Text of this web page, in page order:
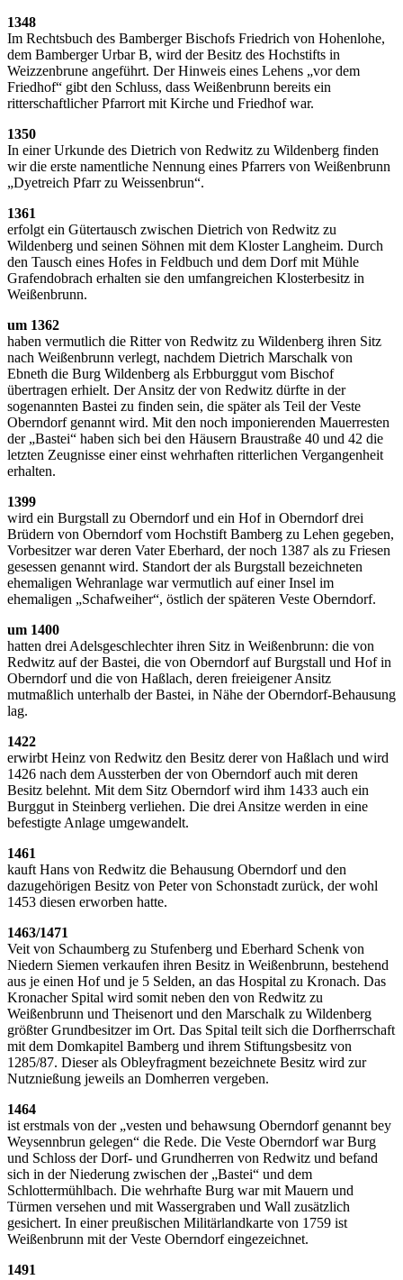
1348
Im Rechtsbuch des Bamberger Bischofs Friedrich von Hohenlohe,
dem Bamberger Urbar B, wird der Besitz des Hochstifts in
Weizzenbrune angeführt. Der Hinweis eines Lehens „vor dem
Friedhof“ gibt den Schluss, dass Weißenbrunn bereits ein
ritterschaftlicher Pfarrort mit Kirche und Friedhof war.
1350
In einer Urkunde des Dietrich von Redwitz zu Wildenberg finden
wir die erste namentliche Nennung eines Pfarrers von Weißenbrunn
„Dyetreich Pfarr zu Weissenbrun“.
1361
erfolgt ein Gütertausch zwischen Dietrich von Redwitz zu
Wildenberg und seinen Söhnen mit dem Kloster Langheim. Durch
den Tausch eines Hofes in Feldbuch und dem Dorf mit Mühle
Grafendobrach erhalten sie den umfangreichen Klosterbesitz in
Weißenbrunn.
um 1362
haben vermutlich die Ritter von Redwitz zu Wildenberg ihren Sitz
nach Weißenbrunn verlegt, nachdem Dietrich Marschalk von
Ebneth die Burg Wildenberg als Erbburggut vom Bischof
übertragen erhielt. Der Ansitz der von Redwitz dürfte in der
sogenannten Bastei zu finden sein, die später als Teil der Veste
Oberndorf genannt wird. Mit den noch imponierenden Mauerresten
der „Bastei“ haben sich bei den Häusern Braustraße 40 und 42 die
letzten Zeugnisse einer einst wehrhaften ritterlichen Vergangenheit
erhalten.
1399
wird ein Burgstall zu Oberndorf und ein Hof in Oberndorf drei
Brüdern von Oberndorf vom Hochstift Bamberg zu Lehen gegeben,
Vorbesitzer war deren Vater Eberhard, der noch 1387 als zu Friesen
gesessen genannt wird. Standort der als Burgstall bezeichneten
ehemaligen Wehranlage war vermutlich auf einer Insel im
ehemaligen „Schafweiher“, östlich der späteren Veste Oberndorf.
um 1400
hatten drei Adelsgeschlechter ihren Sitz in Weißenbrunn: die von
Redwitz auf der Bastei, die von Oberndorf auf Burgstall und Hof in
Oberndorf und die von Haßlach, deren freieigener Ansitz
mutmaßlich unterhalb der Bastei, in Nähe der Oberndorf-Behausung
lag.
1422
erwirbt Heinz von Redwitz den Besitz derer von Haßlach und wird
1426 nach dem Aussterben der von Oberndorf auch mit deren
Besitz belehnt. Mit dem Sitz Oberndorf wird ihm 1433 auch ein
Burggut in Steinberg verliehen. Die drei Ansitze werden in eine
befestigte Anlage umgewandelt.
1461
kauft Hans von Redwitz die Behausung Oberndorf und den
dazugehörigen Besitz von Peter von Schonstadt zurück, der wohl
1453 diesen erworben hatte.
1463/1471
Veit von Schaumberg zu Stufenberg und Eberhard Schenk von
Niedern Siemen verkaufen ihren Besitz in Weißenbrunn, bestehend
aus je einen Hof und je 5 Selden, an das Hospital zu Kronach. Das
Kronacher Spital wird somit neben den von Redwitz zu
Weißenbrunn und Theisenort und den Marschalk zu Wildenberg
größter Grundbesitzer im Ort. Das Spital teilt sich die Dorfherrschaft
mit dem Domkapitel Bamberg und ihrem Stiftungsbesitz von
1285/87. Dieser als Obleyfragment bezeichnete Besitz wird zur
Nutznießung jeweils an Domherren vergeben.
1464
ist erstmals von der „vesten und behawsung Oberndorf genannt bey
Weysennbrun gelegen“ die Rede. Die Veste Oberndorf war Burg
und Schloss der Dorf- und Grundherren von Redwitz und befand
sich in der Niederung zwischen der „Bastei“ und dem
Schlottermühlbach. Die wehrhafte Burg war mit Mauern und
Türmen versehen und mit Wassergraben und Wall zusätzlich
gesichert. In einer preußischen Militärlandkarte von 1759 ist
Weißenbrunn mit der Veste Oberndorf eingezeichnet.
1491